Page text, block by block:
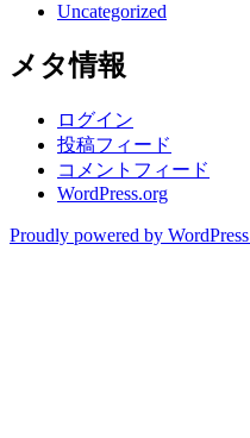
Uncategorized
メタ情報
ログイン
投稿フィード
コメントフィード
WordPress.org
Proudly powered by WordPress